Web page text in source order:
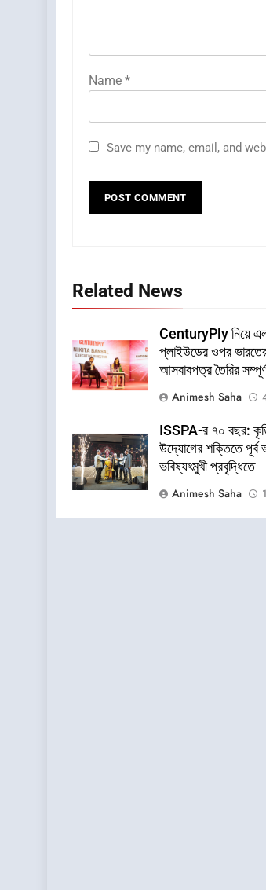
Name *
Save my name, email, and
Related News
CenturyPly নিয়ে
প্লাইউডের ওপর ভারতের
আসবাবপত্র তৈরির
Animesh Saha
ISSPA-র ৭০ বছর:
উদ্যোগের শক্তিতে পূর্ব
ভবিষ্যৎমুখী প্রবৃদ্ধিতে
Animesh Saha